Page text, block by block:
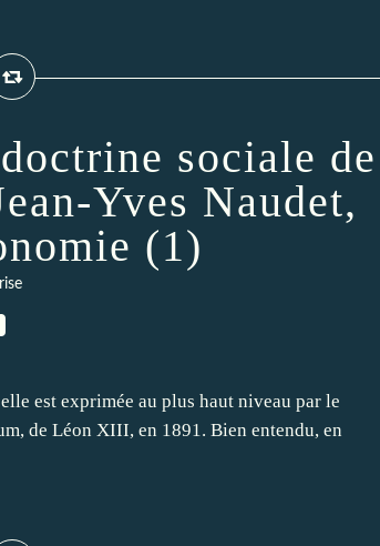
sociale de
Yves Naudet,
(1)
est exprimée au plus haut niveau par le
de Léon XIII, en 1891. Bien entendu, en